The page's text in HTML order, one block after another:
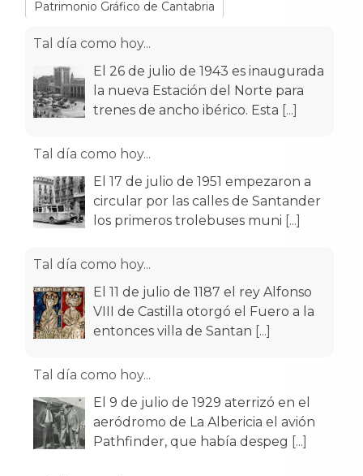
Patrimonio Gráfico de Cantabria
Tal día como hoy...
El 26 de julio de 1943 es inaugurada
la nueva Estación del Norte para
trenes de ancho ibérico. Esta [...]
Tal día como hoy...
El 17 de julio de 1951 empezaron a
circular por las calles de Santander
los primeros trolebuses muni [...]
Tal día como hoy...
El 11 de julio de 1187 el rey Alfonso
VIII de Castilla otorgó el Fuero a la
entonces villa de Santan [...]
Tal día como hoy...
El 9 de julio de 1929 aterrizó en el
aeródromo de La Albericia el avión
Pathfinder, que había despeg [...]